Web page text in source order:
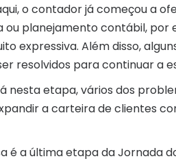
o contador já começou a
ou planejamento contábil, por
expressiva. Além disso,
resolvidos para continuar a
nesta etapa, vários dos
a carteira de clientes
é a última etapa da Jornada